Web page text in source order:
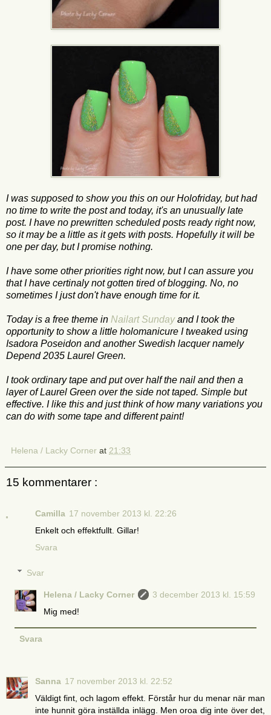
I was supposed to show you this on our Holofriday, but had
no time to write the post and today, it's an unusually late
post. I have no prewritten scheduled posts ready right now,
so it may be a little as it gets with posts. Hopefully it will be
one per day, but I promise nothing.
I have some other priorities right now, but I can assure you
that I have certinaly not gotten tired of blogging. No, no
sometimes I just don't have enough time for it.
Today is a free theme in Nailart Sundayand I took the
opportunity to show a little holomanicure I tweaked using
Isadora Poseidon and another Swedish lacquer namely
Depend 2035 Laurel Green.
I took ordinary tape and put over half the nail and then a
layer of Laurel Green over the side not taped. Simple but
effective. I like this and just think of how many variations you
can do with some tape and different paint!
Helena / Lacky Corner at 21:33
15 kommentarer :
Camilla 17 november 2013 kl. 22:26
Enkelt och effektfullt. Gillar!
Svara
Svar
Helena / Lacky Corner
3 december 2013 kl. 15:59
Mig med!
Svara
Sanna 17 november 2013 kl. 22:52
Väldigt fint, och lagom effekt. Förstår hur du menar när man
inte hunnit göra inställda inlägg. Men oroa dig inte över det,